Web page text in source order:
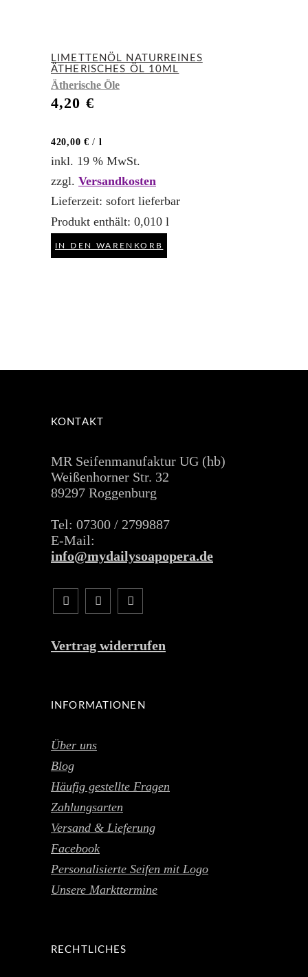
LIMETTENÖL NATURREINES
ÄTHERISCHES ÖL 10ML
Ätherische Öle
4,20 €
420,00 € / l
inkl. 19 % MwSt.
zzgl. Versandkosten
Lieferzeit: sofort lieferbar
Produkt enthält: 0,010 l
IN DEN WARENKORB
KONTAKT
MR Seifenmanufaktur UG (hb)
Weißenhorner Str. 32
89297 Roggenburg
Tel: 07300 / 2799887
E-Mail:
info@mydailysoapopera.de
Vertrag widerrufen
INFORMATIONEN
Über uns
Blog
Häufig gestellte Fragen
Zahlungsarten
Versand & Lieferung
Facebook
Personalisierte Seifen mit Logo
Unsere Markttermine
RECHTLICHES